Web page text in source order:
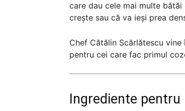
care dau cele mai multe
crește sau că va ieși prea
Chef Cătălin Scărlătescu
pentru cei care fac primul
Ingrediente